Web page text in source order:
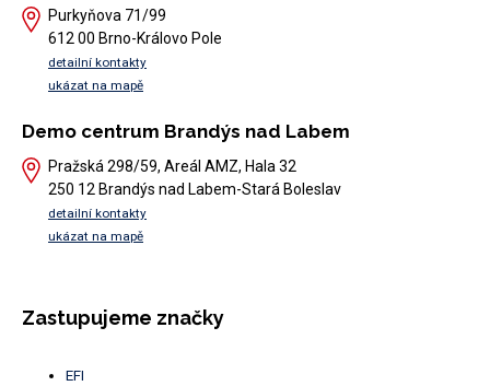
Purkyňova 71/99
612 00 Brno-Královo Pole
detailní kontakty
ukázat na mapě
Demo centrum Brandýs nad Labem
Pražská 298/59, Areál AMZ, Hala 32
250 12 Brandýs nad Labem-Stará Boleslav
detailní kontakty
ukázat na mapě
Zastupujeme značky
EFI